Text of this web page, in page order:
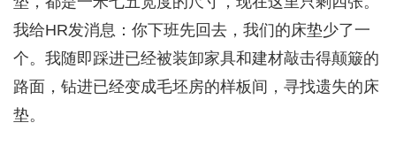
我给HR发消息：你下班先回去，我们的床垫少了一
个。我随即踩进已经被装卸家具和建材敲击得颠簸的
路面，钻进已经变成毛坯房的样板间，寻找遗失的床
垫。